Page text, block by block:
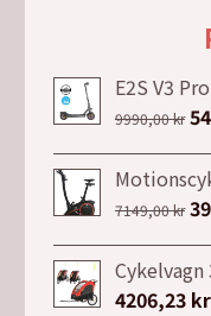
E2S V3
9990,00kr
7149,00kr
var:
4206,23 kr